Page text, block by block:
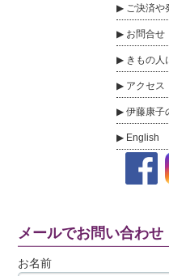
ご決済や
お問合せ
きもの人
アクセス
伊藤康子
English
メールでお問い合わせ
お名前